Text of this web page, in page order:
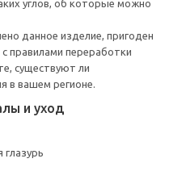
углов, об которые можно
данное изделие, пригоден
правилами переработки
существуют ли
в вашем регионе.
и уход